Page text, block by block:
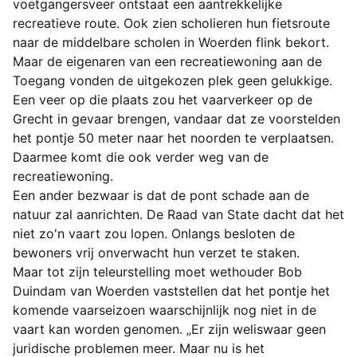
voetgangersveer ontstaat een aantrekkelijke
recreatieve route. Ook zien scholieren hun fietsroute
naar de middelbare scholen in Woerden flink bekort.
Maar de eigenaren van een recreatiewoning aan de
Toegang vonden de uitgekozen plek geen gelukkige.
Een veer op die plaats zou het vaarverkeer op de
Grecht in gevaar brengen, vandaar dat ze voorstelden
het pontje 50 meter naar het noorden te verplaatsen.
Daarmee komt die ook verder weg van de
recreatiewoning.
Een ander bezwaar is dat de pont schade aan de
natuur zal aanrichten. De Raad van State dacht dat het
niet zo'n vaart zou lopen. Onlangs besloten de
bewoners vrij onverwacht hun verzet te staken.
Maar tot zijn teleurstelling moet wethouder Bob
Duindam van Woerden vaststellen dat het pontje het
komende vaarseizoen waarschijnlijk nog niet in de
vaart kan worden genomen. „Er zijn weliswaar geen
juridische problemen meer. Maar nu is het